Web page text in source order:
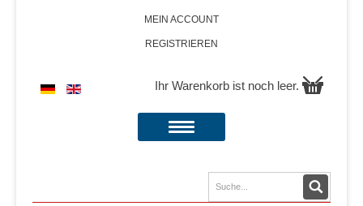
MEIN ACCOUNT
REGISTRIEREN
Ihr Warenkorb ist noch leer.